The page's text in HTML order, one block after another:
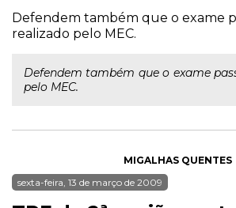
Defendem também que o exame
realizado pelo MEC.
Defendem também que o exame
pelo MEC.
MIGALHAS QUENTES
sexta-feira, 13 de março de 2009